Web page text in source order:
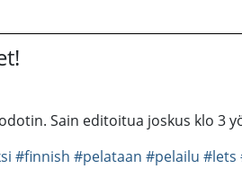
Sain editoitua joskus klo 3
#finnish #pelataan #pelailu #lets